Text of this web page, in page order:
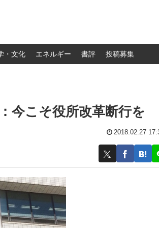
・文化 エネルギー 書評 投稿募集
今こそ役所改革断行を
2018.02.27